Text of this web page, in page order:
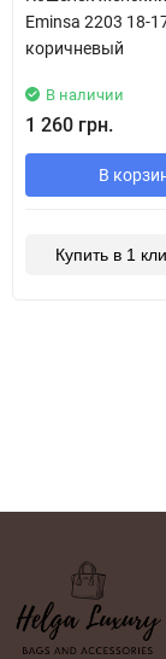
Eminsa 2203 18-
коричневый
В наличии
1 260 грн.
В
Купить в 1